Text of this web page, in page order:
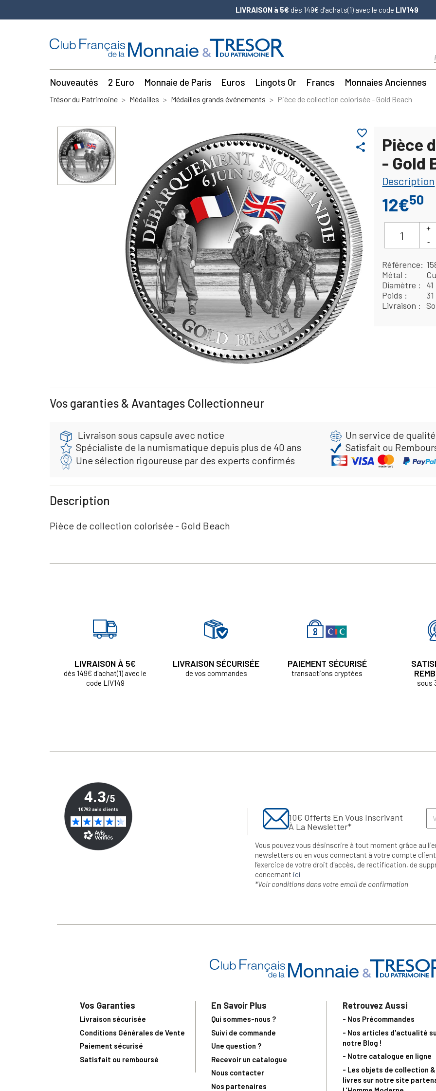
LIVRAISON à 5€ dès 149€ d’achats(1) avec le code LIV149
Nouveautés 2 Euro Monnaie de Paris Euros Lingots Or Francs Monnaies Anciennes
Trésor du Patrimoine Médailles Médailles grands événements Pièce de collection colorisée - Gold Beach
share
favorite_border
Pièce
- Gold
Description
12€50
Référence
Métal
Diamètre
Poids
Livraison
Vos garanties & Avantages Collectionneur
Livraison sous capsule avec notice
Un service de
Spécialiste de la numismatique depuis plus de 40 ans
Satisfait ou
Une sélection rigoureuse par des experts confirmés
Description
Pièce de collection colorisée - Gold Beach
LIVRAISON À 5€
dès 149€ d'achat(1) avec le
code LIV149
LIVRAISON SÉCURISÉE
de vos commandes
PAIEMENT SÉCURISÉ
transactions cryptées
sous
10€ Offerts En Vous Inscrivant
À La Newsletter*
Vous pouvez vous désinscrire à tout moment grâce au
newsletters ou en vous connectant à votre compte
l’exercice de votre droit d'accès, de rectification, de
concernant ici
*Voir conditions dans votre email de confirmation
Vos Garanties
Livraison sécurisée
Conditions Générales de Vente
Paiement sécurisé
Satisfait ou remboursé
En Savoir Plus
Qui sommes-nous ?
Suivi de commande
Une question ?
Recevoir un catalogue
Nous contacter
Nos partenaires
Retrouvez Aussi
- Nos Précommandes
- Nos articles d'actualité
notre Blog !
- Notre catalogue en ligne
- Les objets de collection
livres sur notre site